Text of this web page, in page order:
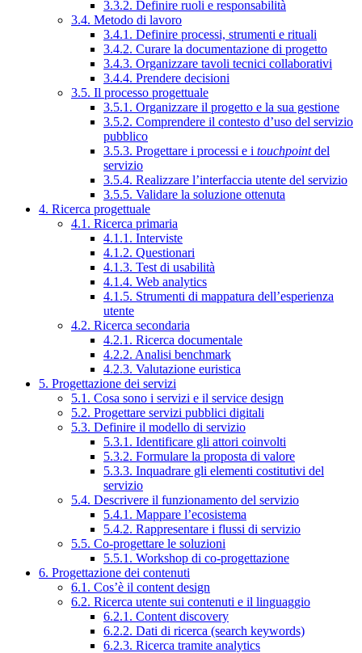
3.3.2. Definire ruoli e responsabilità
3.4. Metodo di lavoro
3.4.1. Definire processi, strumenti e rituali
3.4.2. Curare la documentazione di progetto
3.4.3. Organizzare tavoli tecnici collaborativi
3.4.4. Prendere decisioni
3.5. Il processo progettuale
3.5.1. Organizzare il progetto e la sua gestione
3.5.2. Comprendere il contesto d’uso del servizio
pubblico
3.5.3. Progettare i processi e i touchpointdel
servizio
3.5.4. Realizzare l’interfaccia utente del servizio
3.5.5. Validare la soluzione ottenuta
4. Ricerca progettuale
4.1. Ricerca primaria
4.1.1. Interviste
4.1.2. Questionari
4.1.3. Test di usabilità
4.1.4. Web analytics
4.1.5. Strumenti di mappatura dell’esperienza
utente
4.2. Ricerca secondaria
4.2.1. Ricerca documentale
4.2.2. Analisi benchmark
4.2.3. Valutazione euristica
5. Progettazione dei servizi
5.1. Cosa sono i servizi e il service design
5.2. Progettare servizi pubblici digitali
5.3. Definire il modello di servizio
5.3.1. Identificare gli attori coinvolti
5.3.2. Formulare la proposta di valore
5.3.3. Inquadrare gli elementi costitutivi del
servizio
5.4. Descrivere il funzionamento del servizio
5.4.1. Mappare l’ecosistema
5.4.2. Rappresentare i flussi di servizio
5.5. Co-progettare le soluzioni
5.5.1. Workshop di co-progettazione
6. Progettazione dei contenuti
6.1. Cos’è il content design
6.2. Ricerca utente sui contenuti e il linguaggio
6.2.1. Content discovery
6.2.2. Dati di ricerca (search keywords)
6.2.3. Ricerca tramite analytics